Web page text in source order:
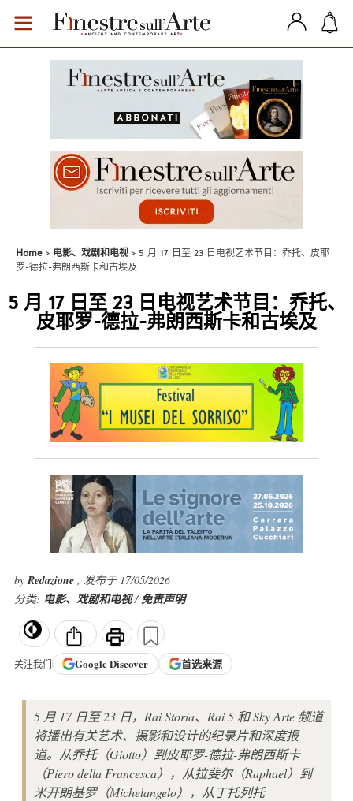
Home 电影、戏剧和电视
5 月 17 日至 23 日电视艺术节目：乔托、皮耶
罗-德拉-弗朗西斯卡和古埃及
5 月 17 日至 23 日电视艺术节目：乔托、
皮耶罗-德拉-弗朗西斯卡和古埃及
byRedazione , 发布于 17/05/2026
分类: 电影、戏剧和电视/免责声明
关注我们 GoogleDiscover 首选来源
5 月 17 日至 23 日，Rai Storia、Rai 5 和 Sky Arte 频道
将播出有关艺术、摄影和设计的纪录片和深度报
道。从乔托（Giotto）到皮耶罗-德拉-弗朗西斯卡
（Piero della Francesca），从拉斐尔（Raphael）到
米开朗基罗（Michelangelo），从丁托列托